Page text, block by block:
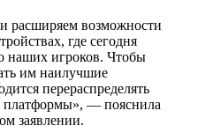
расширяем возможности
где сегодня
наших игроков. Чтобы
им наилучшие
перераспределять
платформы», — пояснила
заявлении.